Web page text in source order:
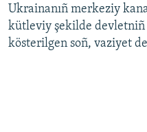
Ukrainanıñ merkeziy
kütleviy şekilde
kösterilgen soñ, vaziyet